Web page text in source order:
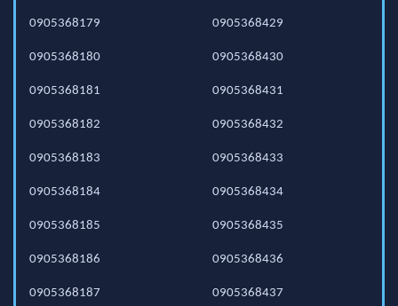
0905368179
0905368180
0905368181
0905368182
0905368183
0905368184
0905368185
0905368186
0905368187
0905368429
0905368430
0905368431
0905368432
0905368433
0905368434
0905368435
0905368436
0905368437